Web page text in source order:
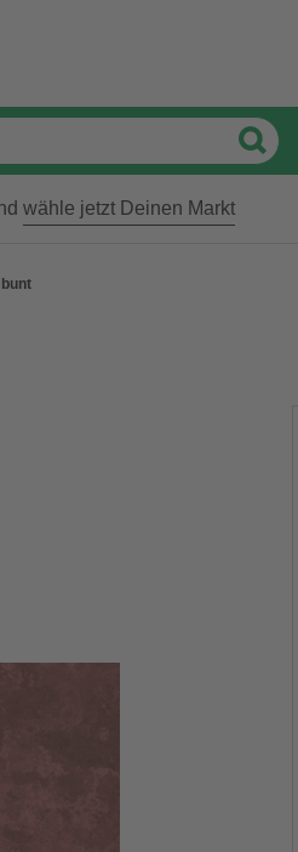
wähle jetzt Deinen Markt